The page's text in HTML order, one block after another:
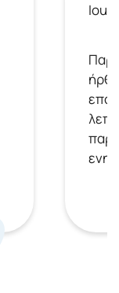
Ioulia